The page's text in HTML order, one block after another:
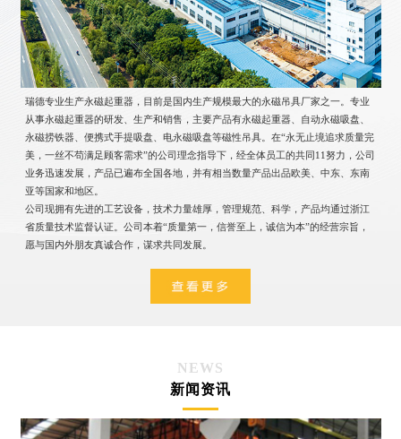
瑞德专业生产永磁起重器，目前是国内生产规模最大的永磁吊具厂家之一。专业
从事永磁起重器的研发、生产和销售，主要产品有永磁起重器、自动永磁吸盘、
永磁捞铁器、便携式手提吸盘、电永磁吸盘等磁性吊具。在“永无止境追求质量完
美，一丝不苟满足顾客需求”的公司理念指导下，经全体员工的共同11努力，公司
业务迅速发展，产品已遍布全国各地，并有相当数量产品出品欧美、中东、东南
亚等国家和地区。
公司现拥有先进的工艺设备，技术力量雄厚，管理规范、科学，产品均通过浙江
省质量技术监督认证。公司本着“质量第一，信誉至上，诚信为本”的经营宗旨，
愿与国内外朋友真诚合作，谋求共同发展。
NEWS
新闻资讯